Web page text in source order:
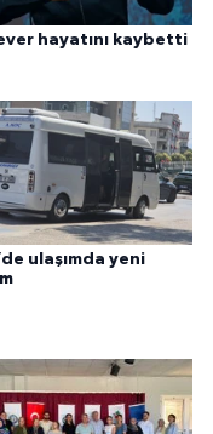
hayatını kaybetti
ulaşımda yeni